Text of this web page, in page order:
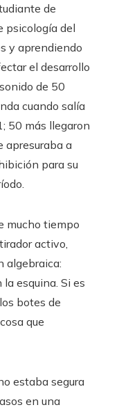
de
psicología del
y aprendiendo
el desarrollo
de 50
cuando salía
50 más llegaron
apresuraba a
para su
mucho tiempo
activo,
algebraica:
esquina. Si es
botes de
que
estaba segura
en una